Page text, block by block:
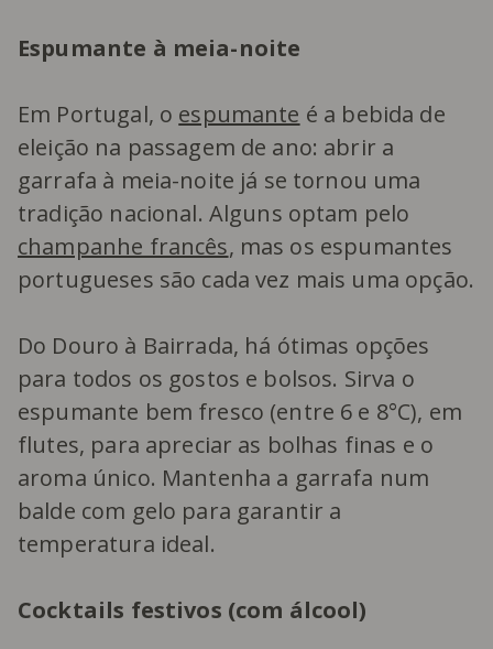
Espumante à meia-noite
Em Portugal, o espumante é a bebida de
eleição na passagem de ano: abrir a
garrafa à meia-noite já se tornou uma
tradição nacional. Alguns optam pelo
champanhe francês, mas os espumantes
portugueses são cada vez mais uma opção.
Do Douro à Bairrada, há ótimas opções
para todos os gostos e bolsos. Sirva o
espumante bem fresco (entre 6 e 8°C), em
flutes, para apreciar as bolhas finas e o
aroma único. Mantenha a garrafa num
balde com gelo para garantir a
temperatura ideal.
Cocktails festivos (com álcool)